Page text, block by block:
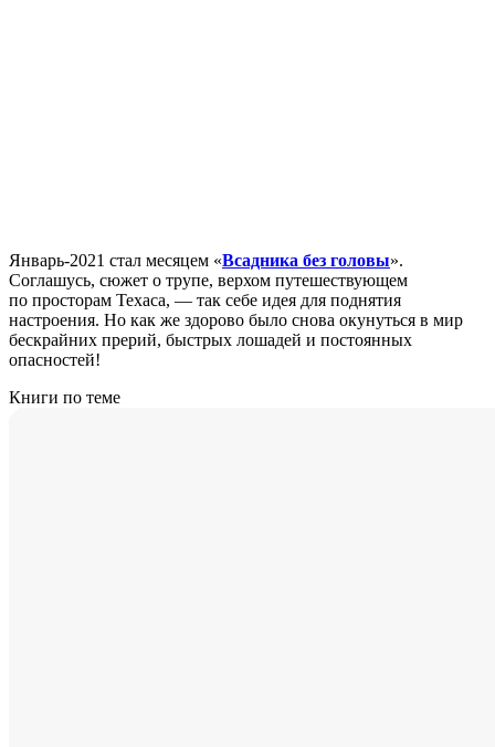
Январь-2021 стал месяцем «Всадника без головы».
Соглашусь, сюжет о трупе, верхом путешествующем
по просторам Техаса, — так себе идея для поднятия
настроения. Но как же здорово было снова окунуться в мир
бескрайних прерий, быстрых лошадей и постоянных
опасностей!
Книги по теме